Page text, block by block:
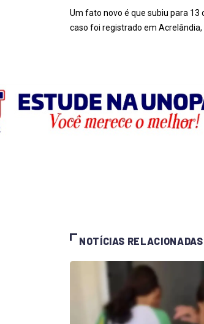
Um fato novo é que subiu para
caso foi registrado em
NOTÍCIAS RELACIONADAS